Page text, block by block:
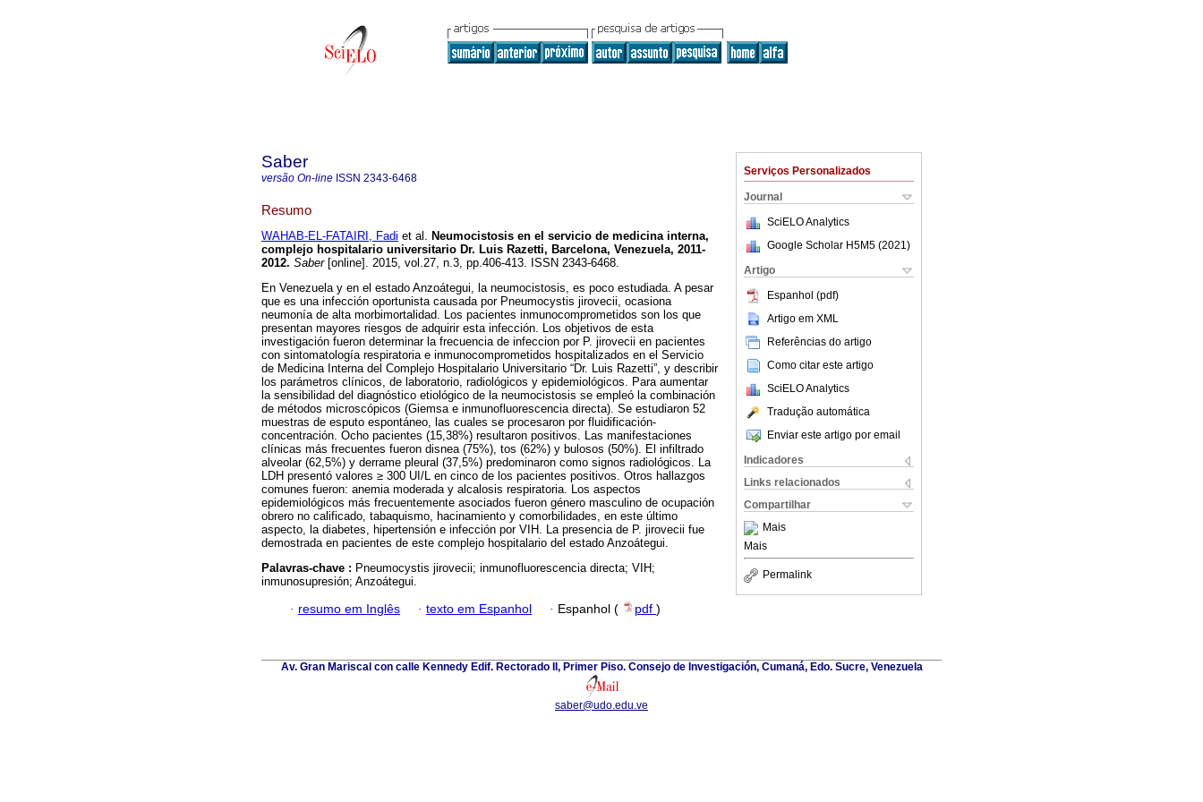
Serviços Personalizados
Journal
SciELO Analytics
Google Scholar H5M5 (2021 )
Artigo
Espanhol (pdf)
Artigo em XML
Referências do artigo
Como citar este artigo
SciELO Analytics
Tradução automática
Enviar este artigo por email
Indicadores
Links relacionados
Compartilhar
Mais
Mais
Permalink
Saber
versão On-line ISSN 2343-6468
Resumo
WAHAB-EL-FATAIRI, Fadi et al. Neumocistosis en el servicio de medicina interna,
complejo hospitalario universitario Dr. Luis Razetti, Barcelona, Venezuela, 2011-
2012. Saber[online]. 2015, vol.27, n.3, pp.406-413. ISSN 2343-6468.
En Venezuela y en el estado Anzoátegui, la neumocistosis, es poco estudiada. A pesar
que es una infección oportunista causada por Pneumocystis jirovecii, ocasiona
neumonía de alta morbimortalidad. Los pacientes inmunocomprometidos son los que
presentan mayores riesgos de adquirir esta infección. Los objetivos de esta
investigación fueron determinar la frecuencia de infeccion por P. jirovecii en pacientes
con sintomatología respiratoria e inmunocomprometidos hospitalizados en el Servicio
de Medicina Interna del Complejo Hospitalario Universitario “Dr. Luis Razetti”, y describir
los parámetros clínicos, de laboratorio, radiológicos y epidemiológicos. Para aumentar
la sensibilidad del diagnóstico etiológico de la neumocistosis se empleó la combinación
de métodos microscópicos (Giemsa e inmunofluorescencia directa). Se estudiaron 52
muestras de esputo espontáneo, las cuales se procesaron por fluidificación-
concentración. Ocho pacientes (15,38%) resultaron positivos. Las manifestaciones
clínicas más frecuentes fueron disnea (75%), tos (62%) y bulosos (50%). El infiltrado
alveolar (62,5%) y derrame pleural (37,5%) predominaron como signos radiológicos. La
LDH presentó valores ≥ 300 UI/L en cinco de los pacientes positivos. Otros hallazgos
comunes fueron: anemia moderada y alcalosis respiratoria. Los aspectos
epidemiológicos más frecuentemente asociados fueron género masculino de ocupación
obrero no calificado, tabaquismo, hacinamiento y comorbilidades, en este último
aspecto, la diabetes, hipertensión e infección por VIH. La presencia de P. jirovecii fue
demostrada en pacientes de este complejo hospitalario del estado Anzoátegui.
Palavras-chave : Pneumocystis jirovecii; inmunofluorescencia directa; VIH;
inmunosupresión; Anzoátegui.
· resumo em Inglês · texto em Espanhol · Espanhol ( pdf )
Av. Gran Mariscal con calle Kennedy Edif. Rectorado II, Primer Piso. Consejo de Investigación, Cumaná, Edo. Sucre, Venezuela
saber@udo.edu.ve